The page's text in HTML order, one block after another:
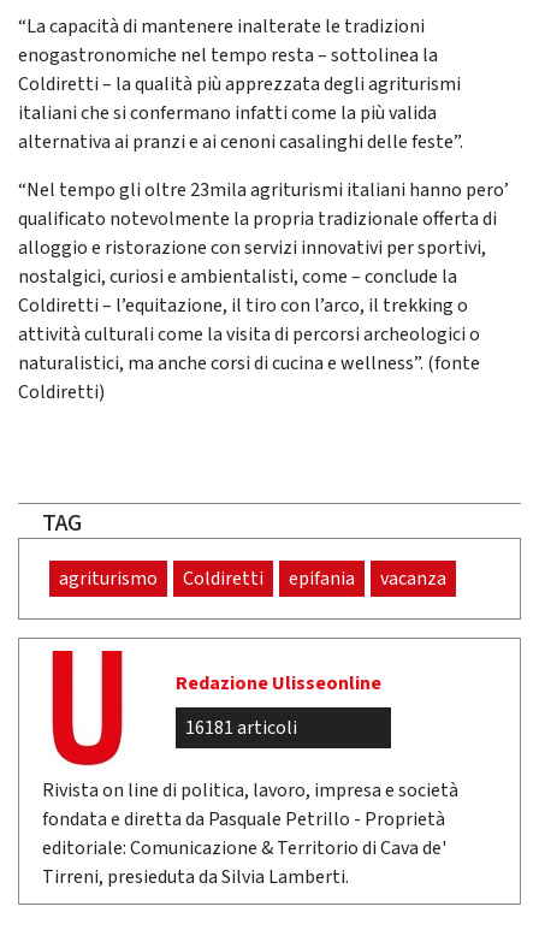
“La capacità di mantenere inalterate le tradizioni
enogastronomiche nel tempo resta – sottolinea la
Coldiretti – la qualità più apprezzata degli agriturismi
italiani che si confermano infatti come la più valida
alternativa ai pranzi e ai cenoni casalinghi delle feste”.
“Nel tempo gli oltre 23mila agriturismi italiani hanno pero’
qualificato notevolmente la propria tradizionale offerta di
alloggio e ristorazione con servizi innovativi per sportivi,
nostalgici, curiosi e ambientalisti, come – conclude la
Coldiretti – l’equitazione, il tiro con l’arco, il trekking o
attività culturali come la visita di percorsi archeologici o
naturalistici, ma anche corsi di cucina e wellness”. (fonte
Coldiretti)
TAG
agriturismo Coldiretti epifania vacanza
Redazione Ulisseonline
16181 articoli
Rivista on line di politica, lavoro, impresa e società
fondata e diretta da Pasquale Petrillo - Proprietà
editoriale: Comunicazione & Territorio di Cava de'
Tirreni, presieduta da Silvia Lamberti.